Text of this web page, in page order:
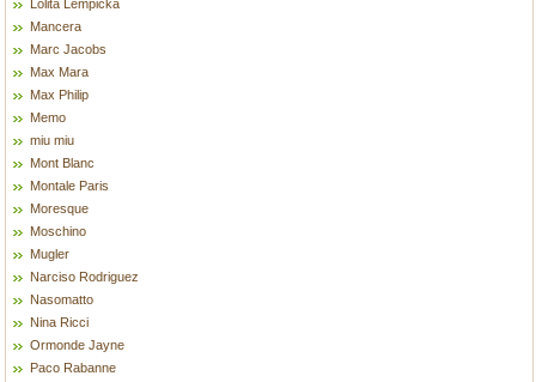
Lolita Lempicka
Mancera
Marc Jacobs
Max Mara
Max Philip
Memo
miu miu
Mont Blanc
Montale Paris
Moresque
Moschino
Mugler
Narciso Rodriguez
Nasomatto
Nina Ricci
Ormonde Jayne
Paco Rabanne